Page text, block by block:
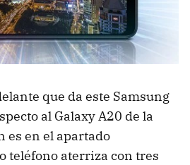
que da este Samsung
al Galaxy A20 de la
es en el apartado
teléfono aterriza con tres